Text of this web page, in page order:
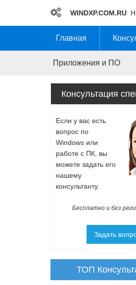
WINDXP.COM.RU
Главная
Приложения и ПО
Консультация
Если у вас есть
вопрос по
Windows или
работе с ПК, вы
можете задать его
нашему
консультанту.
Бесплатно и без
Задать
ТОП